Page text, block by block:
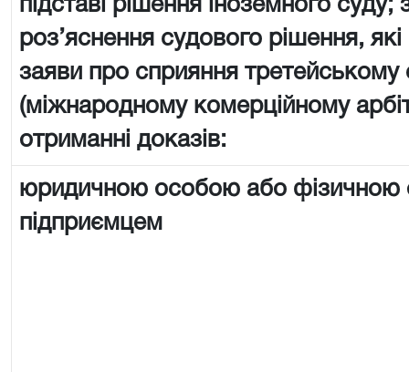
підставі рішення іноземного суду;
роз’яснення судового рішення,
заяви про сприяння третейському
(міжнародному комерційному
отриманні доказів:
юридичною особою або
підприємцем